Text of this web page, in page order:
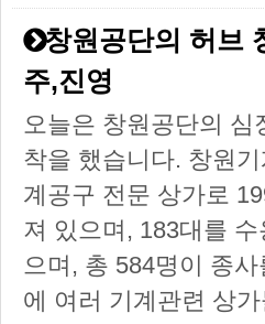
창원공단의 허브
주,진영
오늘은 창원공단의 심
착을 했습니다. 창원
계공구 전문 상가로
져 있으며, 183대를
으며, 총 584명이 종
에 여러 기계관련 상